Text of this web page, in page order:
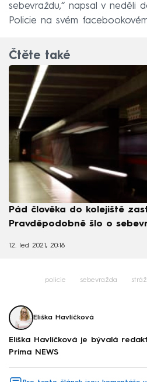
sebevraždu,“ napsal v neděli
Policie na svém
Čtěte také
Pád člověka do kolejiště
Pravděpodobně šlo o
12. led 2021, 20:18
policie sebevražda
Eliška Havlíčková
Eliška Havlíčková je bývalá
Prima NEWS